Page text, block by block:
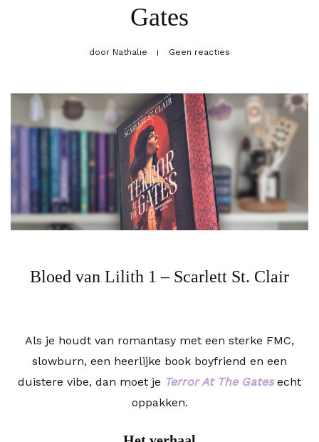
Gates
door Nathalie Geen reacties
Bloed van Lilith 1 – Scarlett St. Clair
Als je houdt van romantasy met een sterke FMC,
slowburn, een heerlijke book boyfriend en een
duistere vibe, dan moet je Terror At The Gatesecht
oppakken.